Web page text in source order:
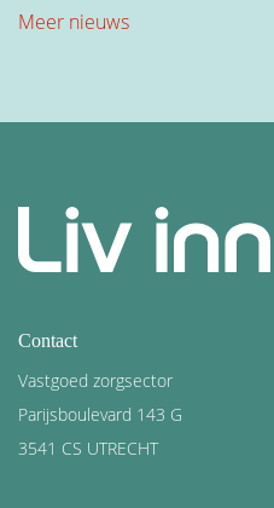
Meer nieuws
Contact
Vastgoed zorgsector
Parijsboulevard 143 G
3541 CS UTRECHT